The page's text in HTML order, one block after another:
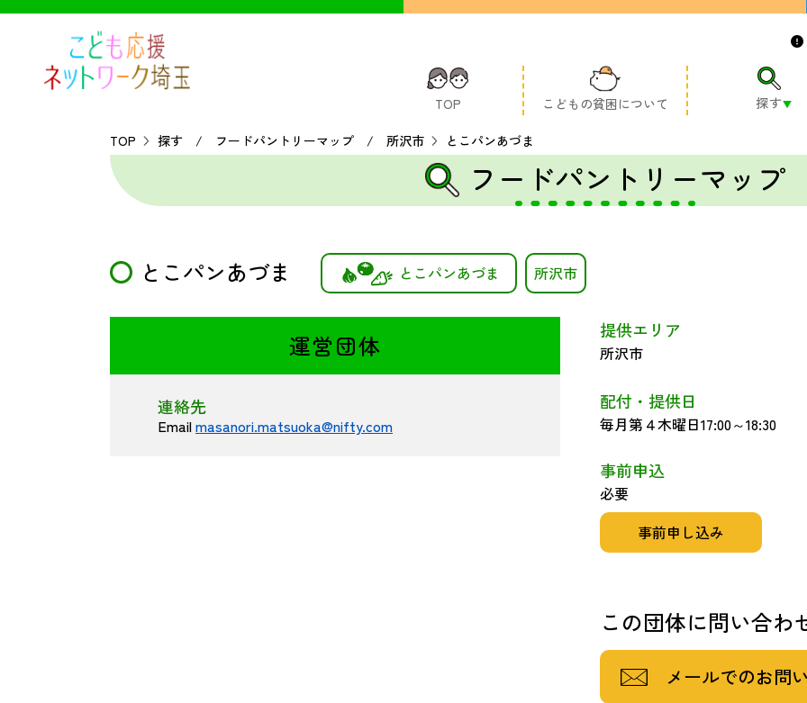
TOP こどもの貧困について 探す
TOP 探す / フードパントリーマップ / 所沢市 とこパンあづま
フードパントリーマップ
とこパンあづま とこパンあづま 所沢市
運営団体
連絡先
Emailmasanori.matsuoka@nifty.com
提供エリア
所沢市
配付・提供日
毎月第４木曜日17:00～18:30
事前申込
必要
事前申し込み
この団体に問い合わ
メールでのお問